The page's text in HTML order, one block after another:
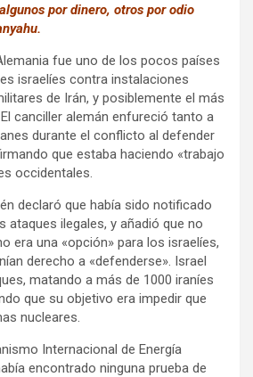
por dinero, otros por odio
fue uno de los pocos países
israelíes contra instalaciones
de Irán, y posiblemente el más
canciller alemán enfureció tanto a
durante el conflicto al defender
que estaba haciendo «trabajo
occidentales.
declaró que había sido notificado
ataques ilegales, y añadió que no
era una «opción» para los israelíes,
derecho a «defenderse». Israel
matando a más de 1000 iraníes
que su objetivo era impedir que
nucleares.
Internacional de Energía
encontrado ninguna prueba de